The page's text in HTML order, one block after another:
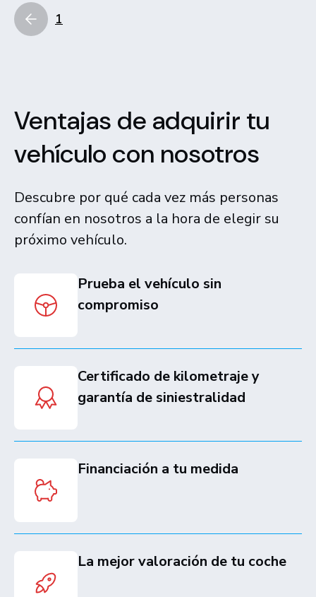
1
Ventajas de adquirir tu
vehículo con nosotros
Descubre por qué cada vez más personas
confían en nosotros a la hora de elegir su
próximo vehículo.
Prueba el vehículo sin
compromiso
Certificado de kilometraje y
garantía de siniestralidad
Financiación a tu medida
La mejor valoración de tu coche